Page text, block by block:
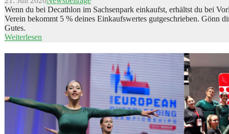
Wenn du bei Decathlon im Sachsenpark einkaufst, erhältst du bei
Verein bekommt 5 % deines Einkaufswertes gutgeschrieben. Gönn
Gutes.
Weiterlesen